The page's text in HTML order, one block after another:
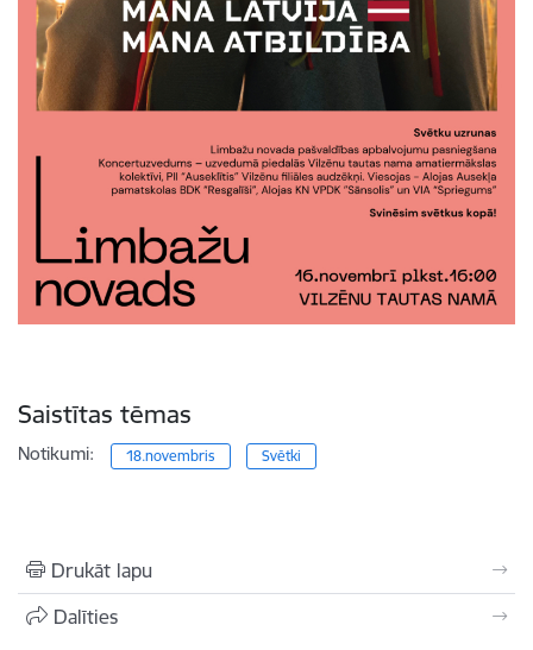
Saistītas tēmas
Notikumi: 18.novembris Svētki
Drukāt lapu
Dalīties